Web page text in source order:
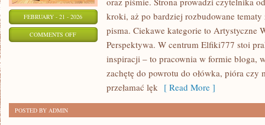
FEBRUARY - 21 - 2026
COMMENTS OFFON
kroki, aż po bardziej rozbudowane
pisma. Ciekawe kategorie to Artystyczne
Perspektywa. W centrum Elfiki777 stoi
inspiracji – to pracownia w formie bloga,
zachętę do powrotu do ołówka, pióra czy
przełamać lęk [ Read More ]
POSTED BY ADMIN